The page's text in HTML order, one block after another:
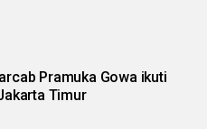
Gowa ikuti
Timur